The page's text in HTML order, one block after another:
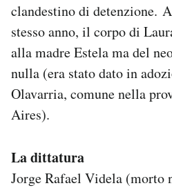
clandestino di detenzione.
stesso anno, il corpo di
alla madre Estela ma del
nulla (era stato dato in
Olavarria, comune nella
Aires).
La dittatura
Jorge Rafael Videla (morto